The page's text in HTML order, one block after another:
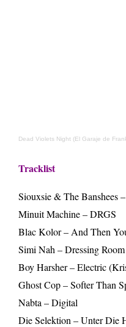
Dead Violets Night (El Garaje de
Tracklist
Siouxsie & The Banshees
Minuit Machine – DRGS
Blac Kolor – And Then
Simi Nah – Dressing
Boy Harsher – Electric
Ghost Cop – Softer Than
Nabta – Digital
Die Selektion – Unter Die